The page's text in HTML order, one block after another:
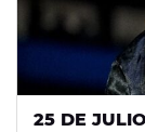
25 DE JULIO